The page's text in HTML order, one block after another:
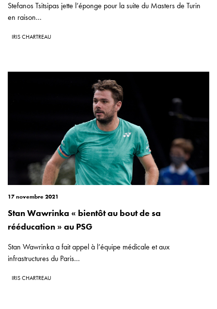
Stefanos Tsitsipas jette l’éponge pour la suite du Masters de Turin
en raison...
IRIS CHARTREAU
17 novembre 2021
Stan Wawrinka « bientôt au bout de sa
rééducation » au PSG
Stan Wawrinka a fait appel à l’équipe médicale et aux
infrastructures du Paris...
IRIS CHARTREAU